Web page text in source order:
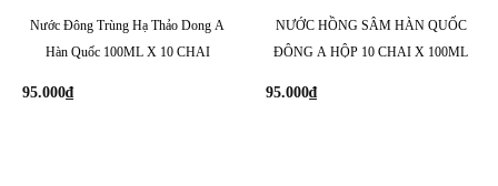
Nước Đông Trùng Hạ Thảo Dong A
Hàn Quốc 100ML X 10 CHAI
95.000₫
NƯỚC HỒNG SÂM HÀN QUỐC
ĐÔNG A HỘP 10 CHAI X 100ML
95.000₫